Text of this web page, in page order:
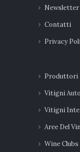
Newsletter
Contatti
Privacy
Produttori
Vitigni
Vitigni
Aree Del
Wine Clubs